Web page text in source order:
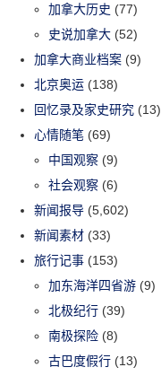
加拿大历史 (77)
史说加拿大 (52)
加拿大商业档案 (9)
北京奥运 (138)
回忆录及家史研究 (13)
心情随笔 (69)
中国观察 (9)
社会观察 (6)
新闻报导 (5,602)
新闻素材 (33)
旅行记事 (153)
加东海洋四省游 (9)
北极纪行 (39)
南极探险 (8)
古巴度假行 (13)